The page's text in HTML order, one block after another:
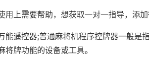
用上需要帮助，想获取一对一指导，添
能遥控器;普通麻将机程序控牌器一般是
将牌功能的设备或工具。